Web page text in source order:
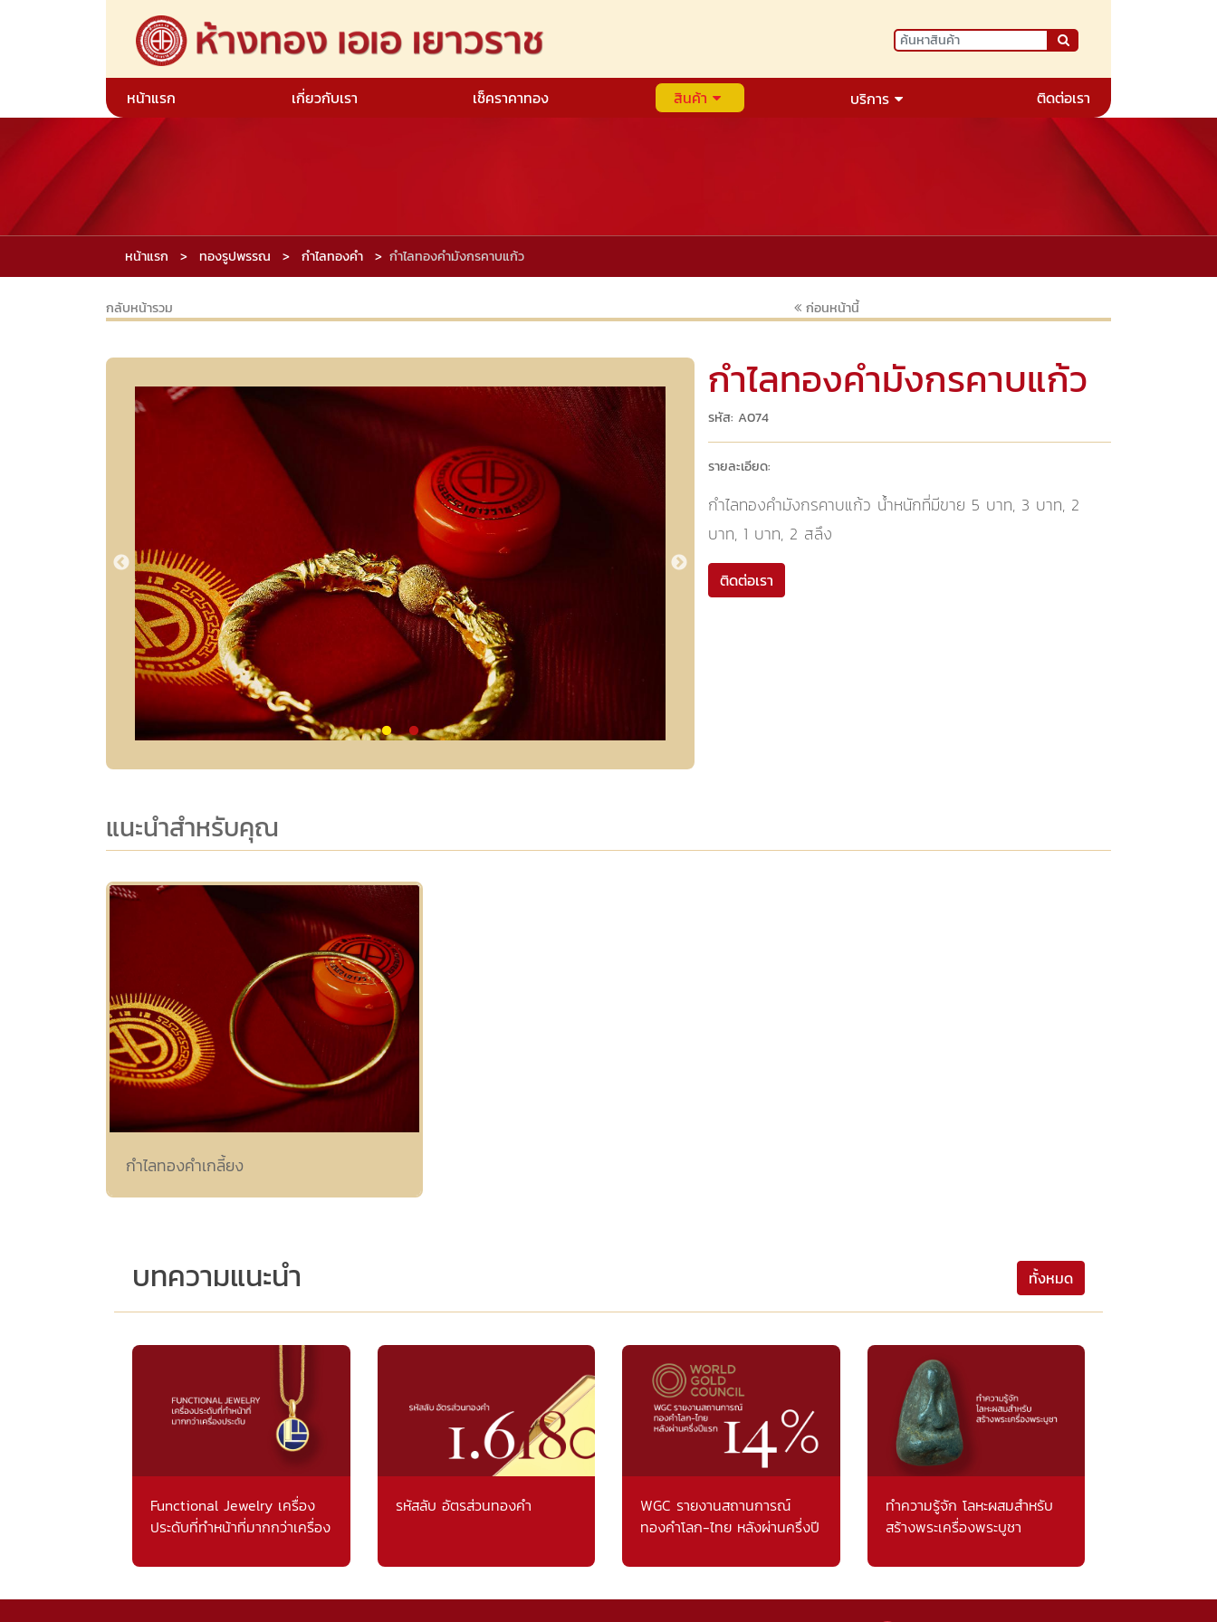
หน้าแรก เกี่ยวกับเรา เช็คราคาทอง สินค้า บริการ ติดต่อเรา
หน้าแรก ทองรูปพรรณ กำไลทองคำ กำไลทองคำมังกรคาบแก้ว
กลับหน้ารวม ก่อนหน้านี้
กำไลทองคำมังกรคาบแก้ว
รหัส: A074
รายละเอียด:
กำไลทองคำมังกรคาบแก้ว น้ำหนักที่มีขาย 5 บาท, 3 บาท, 2
บาท, 1 บาท, 2 สลึง
ติดต่อเรา
แนะนำสำหรับคุณ
กำไลทองคำเกลี้ยง
ทั้งหมด
บทความแนะนำ
Functional Jewelry เครื่อง
ประดับที่ทำหน้าที่มากกว่าเครื่อง
รหัสลับ อัตรส่วนทองคำ
WGC รายงานสถานการณ์
ทองคำโลก-ไทย หลังผ่านครึ่งปี
ทำความรู้จัก โลหะผสมสำหรับ
สร้างพระเครื่องพระบูชา